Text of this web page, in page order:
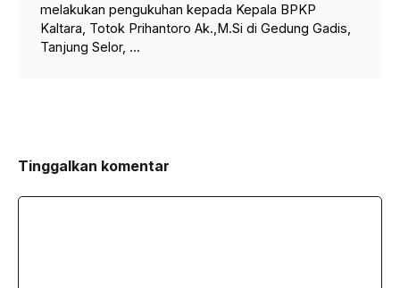
melakukan pengukuhan kepada Kepala BPKP
Kaltara, Totok Prihantoro Ak.,M.Si di Gedung Gadis,
Tanjung Selor, ...
Tinggalkan komentar